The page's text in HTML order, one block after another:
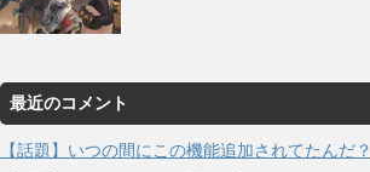
最近のコメント
【話題】いつの間にこの機能追加されてたんだ？